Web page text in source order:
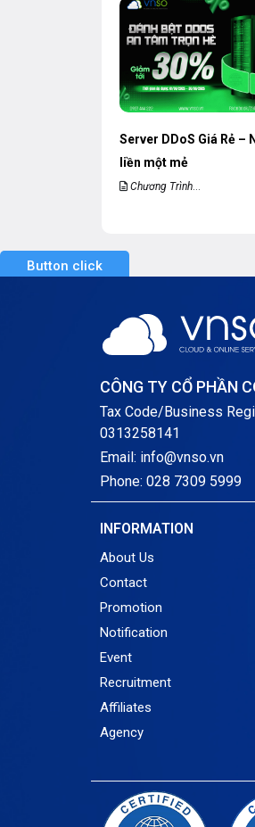
Server DDoS Giá Rẻ –
liền một mẻ
Chương Trình
Button click
CÔNG TY CỔ PHẦN
Tax Code/Business
0313258141
Email: info@vnso.vn
Phone: 028 7309 5999
INFORMATION
About Us
Contact
Promotion
Notification
Event
Recruitment
Affiliates
Agency